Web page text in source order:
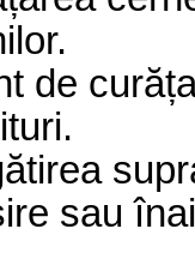
de
sau